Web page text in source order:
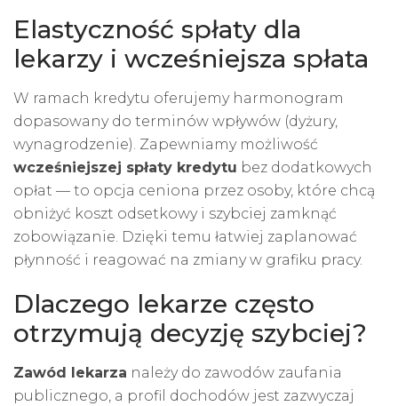
Elastyczność spłaty dla
lekarzy i wcześniejsza spłata
W ramach kredytu oferujemy harmonogram
dopasowany do terminów wpływów (dyżury,
wynagrodzenie). Zapewniamy możliwość
wcześniejszej spłaty kredytu bez dodatkowych
opłat — to opcja ceniona przez osoby, które chcą
obniżyć koszt odsetkowy i szybciej zamknąć
zobowiązanie. Dzięki temu łatwiej zaplanować
płynność i reagować na zmiany w grafiku pracy.
Dlaczego lekarze często
otrzymują decyzję szybciej?
Zawód lekarza należy do zawodów zaufania
publicznego, a profil dochodów jest zazwyczaj